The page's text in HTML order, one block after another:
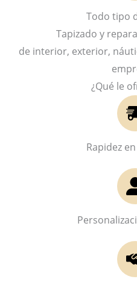
Todo tipo
Tapizado y
de interior, exterior,
¿Qué le
Rapidez